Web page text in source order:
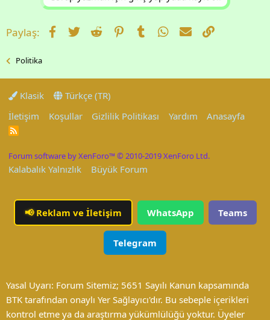
Paylaş: Facebook
TwitterReddit PinterestTumblrWhatsApp
E-postaLink
Politika
Klasik
Türkçe (TR)
İletişim
Koşullar Gizlilik Politikası Yardım Anasayfa
R
Forum software by XenForo™ © 2010-2019 XenForo Ltd.
Kalabalık Yalnızlık Büyük Forum
📢Reklam ve İletişim WhatsApp Teams
Telegram
Yasal Uyarı: Forum Sitemiz; 5651 Sayılı Kanun kapsamında
BTK tarafından onaylı Yer Sağlayıcı'dır. Bu sebeple içerikleri
kontrol etme ya da araştırma yükümlülüğü yoktur. Üyeler